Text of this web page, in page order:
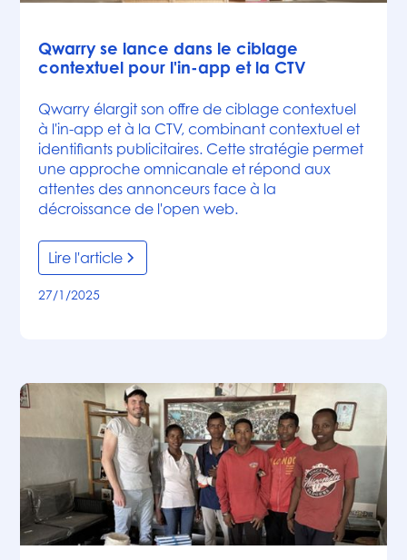
Qwarry se lance dans le ciblage
contextuel pour l'in-app et la CTV
Qwarry élargit son offre de ciblage contextuel
à l'in-app et à la CTV, combinant contextuel et
identifiants publicitaires. Cette stratégie permet
une approche omnicanale et répond aux
attentes des annonceurs face à la
décroissance de l'open web.
Lire l'article
27/1/2025